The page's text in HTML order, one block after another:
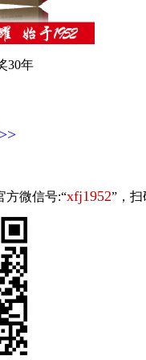
30年
方微信号:“xfj1952”，